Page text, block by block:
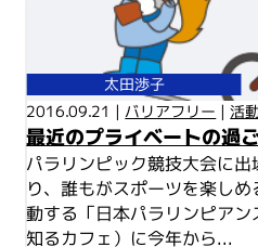
太田渉子
2016.09.21 | バリアフリー |活
最近のプライベートの過
パラリンピック競技大会に
り、誰もがスポーツを楽し
動する「日本パラリンピア
知るカフェ）に今年から...